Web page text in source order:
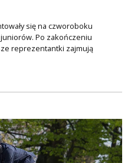
się na czworoboku
Po zakończeniu
reprezentantki zajmują